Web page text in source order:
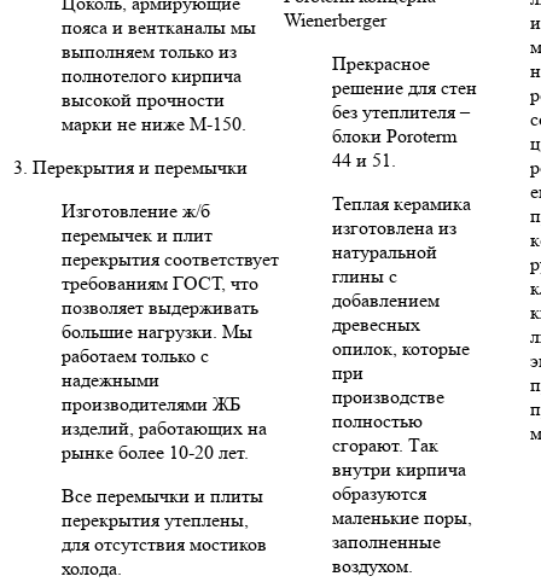
пояса и вентканалы мы
выполняем только из
полнотелого кирпича
высокой прочности
марки не ниже М-150.
3. Перекрытия и перемычки
Изготовление ж/б
перемычек и плит
перекрытия соответствует
требованиям ГОСТ, что
позволяет выдерживать
большие нагрузки. Мы
работаем только с
надежными
производителями ЖБ
изделий, работающих на
рынке более 10-20 лет.
Все перемычки и плиты
перекрытия утеплены,
для отсутствия мостиков
холода.
Wienerberger
Прекрасное
решение для стен
без утеплителя –
блоки Poroterm
44 и 51.
Теплая керамика
изготовлена из
натуральной
глины с
добавлением
древесных
опилок, которые
при
производстве
полностью
сгорают. Так
внутри кирпича
образуются
маленькие поры,
заполненные
воздухом.